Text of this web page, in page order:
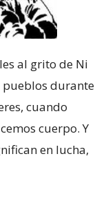
al grito de Ni
pueblos durante
cuando
cuerpo. Y
en lucha,